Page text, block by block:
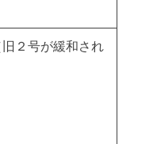
２号が緩和され